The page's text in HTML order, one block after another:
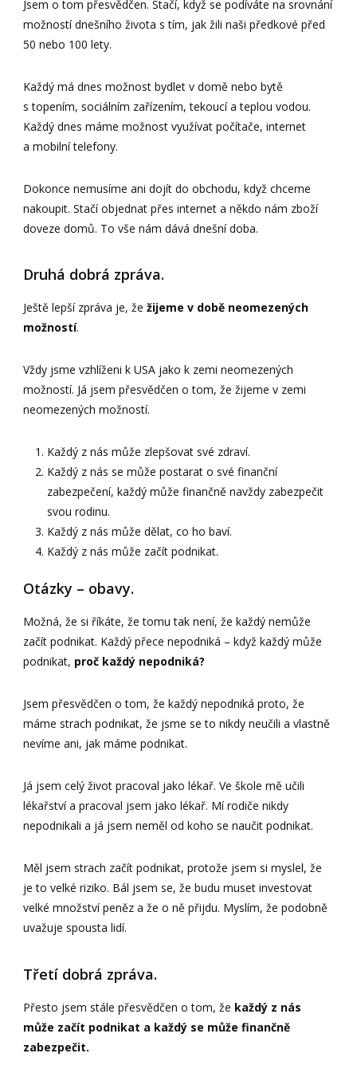
Jsem o tom přesvědčen. Stačí, když se podíváte na srovnání
možností dnešního života s tím, jak žili naši předkové před
50 nebo 100 lety.
Každý má dnes možnost bydlet v domě nebo bytě
s topením, sociálním zařízením, tekoucí a teplou vodou.
Každý dnes máme možnost využívat počítače, internet
a mobilní telefony.
Dokonce nemusíme ani dojít do obchodu, když chceme
nakoupit. Stačí objednat přes internet a někdo nám zboží
doveze domů. To vše nám dává dnešní doba.
Druhá dobrá zpráva.
Ještě lepší zpráva je, žežijeme v době neomezených
možností.
Vždy jsme vzhlíženi k USA jako k zemi neomezených
možností. Já jsem přesvědčen o tom, že žijeme v zemi
neomezených možností.
Každý z nás může zlepšovat své zdraví.
Každý z nás se může postarat o své finanční
zabezpečení, každý může finančně navždy zabezpečit
svou rodinu.
Každý z nás může dělat, co ho baví.
Každý z nás může začít podnikat.
Otázky – obavy.
Možná, že si říkáte, že tomu tak není, že každý nemůže
začít podnikat. Každý přece nepodniká – když každý může
podnikat, proč každý nepodniká?
Jsem přesvědčen o tom, že každý nepodniká proto, že
máme strach podnikat, že jsme se to nikdy neučili a vlastně
nevíme ani, jak máme podnikat.
Já jsem celý život pracoval jako lékař. Ve škole mě učili
lékařství a pracoval jsem jako lékař. Mí rodiče nikdy
nepodnikali a já jsem neměl od koho se naučit podnikat.
Měl jsem strach začít podnikat, protože jsem si myslel, že
je to velké riziko. Bál jsem se, že budu muset investovat
velké množství peněz a že o ně přijdu. Myslím, že podobně
uvažuje spousta lidí.
Třetí dobrá zpráva.
Přesto jsem stále přesvědčen o tom, že každý z nás
může začít podnikat a každý se může finančně
zabezpečit.